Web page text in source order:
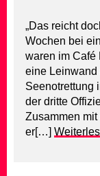
„Das reicht
Wochen bei
waren im Café
eine Leinwand
Seenotrettung
der dritte
Zusammen
er[…]